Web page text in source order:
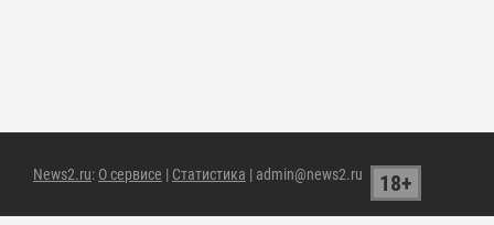
News2.ru: О сервисе | Статистика | admin@news2.ru 18+